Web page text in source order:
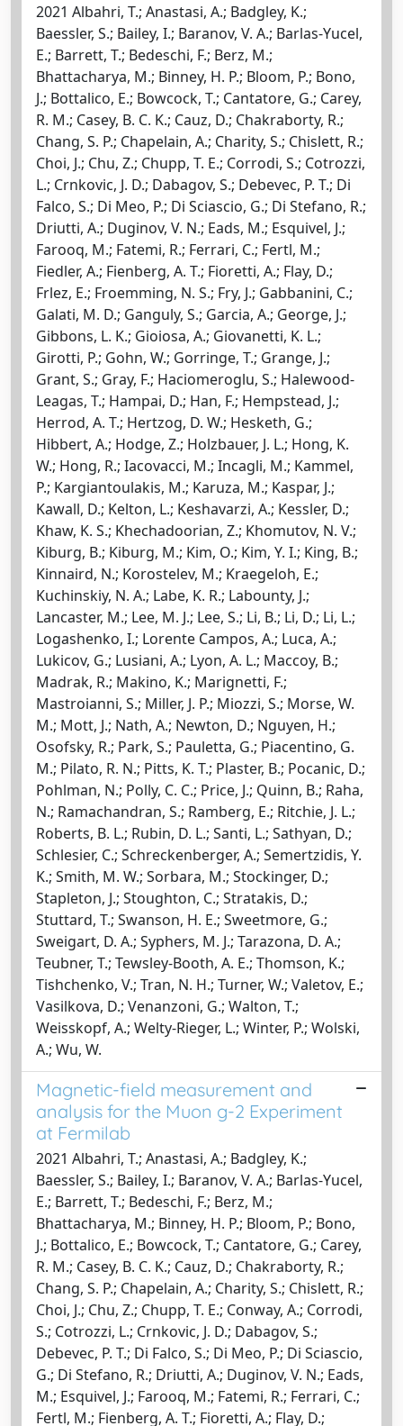
2021 Albahri, T.; Anastasi, A.; Badgley, K.;
Baessler, S.; Bailey, I.; Baranov, V. A.; Barlas-Yucel,
E.; Barrett, T.; Bedeschi, F.; Berz, M.;
Bhattacharya, M.; Binney, H. P.; Bloom, P.; Bono,
J.; Bottalico, E.; Bowcock, T.; Cantatore, G.; Carey,
R. M.; Casey, B. C. K.; Cauz, D.; Chakraborty, R.;
Chang, S. P.; Chapelain, A.; Charity, S.; Chislett, R.;
Choi, J.; Chu, Z.; Chupp, T. E.; Corrodi, S.; Cotrozzi,
L.; Crnkovic, J. D.; Dabagov, S.; Debevec, P. T.; Di
Falco, S.; Di Meo, P.; Di Sciascio, G.; Di Stefano, R.;
Driutti, A.; Duginov, V. N.; Eads, M.; Esquivel, J.;
Farooq, M.; Fatemi, R.; Ferrari, C.; Fertl, M.;
Fiedler, A.; Fienberg, A. T.; Fioretti, A.; Flay, D.;
Frlez, E.; Froemming, N. S.; Fry, J.; Gabbanini, C.;
Galati, M. D.; Ganguly, S.; Garcia, A.; George, J.;
Gibbons, L. K.; Gioiosa, A.; Giovanetti, K. L.;
Girotti, P.; Gohn, W.; Gorringe, T.; Grange, J.;
Grant, S.; Gray, F.; Haciomeroglu, S.; Halewood-
Leagas, T.; Hampai, D.; Han, F.; Hempstead, J.;
Herrod, A. T.; Hertzog, D. W.; Hesketh, G.;
Hibbert, A.; Hodge, Z.; Holzbauer, J. L.; Hong, K.
W.; Hong, R.; Iacovacci, M.; Incagli, M.; Kammel,
P.; Kargiantoulakis, M.; Karuza, M.; Kaspar, J.;
Kawall, D.; Kelton, L.; Keshavarzi, A.; Kessler, D.;
Khaw, K. S.; Khechadoorian, Z.; Khomutov, N. V.;
Kiburg, B.; Kiburg, M.; Kim, O.; Kim, Y. I.; King, B.;
Kinnaird, N.; Korostelev, M.; Kraegeloh, E.;
Kuchinskiy, N. A.; Labe, K. R.; Labounty, J.;
Lancaster, M.; Lee, M. J.; Lee, S.; Li, B.; Li, D.; Li, L.;
Logashenko, I.; Lorente Campos, A.; Luca, A.;
Lukicov, G.; Lusiani, A.; Lyon, A. L.; Maccoy, B.;
Madrak, R.; Makino, K.; Marignetti, F.;
Mastroianni, S.; Miller, J. P.; Miozzi, S.; Morse, W.
M.; Mott, J.; Nath, A.; Newton, D.; Nguyen, H.;
Osofsky, R.; Park, S.; Pauletta, G.; Piacentino, G.
M.; Pilato, R. N.; Pitts, K. T.; Plaster, B.; Pocanic, D.;
Pohlman, N.; Polly, C. C.; Price, J.; Quinn, B.; Raha,
N.; Ramachandran, S.; Ramberg, E.; Ritchie, J. L.;
Roberts, B. L.; Rubin, D. L.; Santi, L.; Sathyan, D.;
Schlesier, C.; Schreckenberger, A.; Semertzidis, Y.
K.; Smith, M. W.; Sorbara, M.; Stockinger, D.;
Stapleton, J.; Stoughton, C.; Stratakis, D.;
Stuttard, T.; Swanson, H. E.; Sweetmore, G.;
Sweigart, D. A.; Syphers, M. J.; Tarazona, D. A.;
Teubner, T.; Tewsley-Booth, A. E.; Thomson, K.;
Tishchenko, V.; Tran, N. H.; Turner, W.; Valetov, E.;
Vasilkova, D.; Venanzoni, G.; Walton, T.;
Weisskopf, A.; Welty-Rieger, L.; Winter, P.; Wolski,
A.; Wu, W.
Magnetic-field measurement and
analysis for the Muon g-2 Experiment
at Fermilab
2021 Albahri, T.; Anastasi, A.; Badgley, K.;
Baessler, S.; Bailey, I.; Baranov, V. A.; Barlas-Yucel,
E.; Barrett, T.; Bedeschi, F.; Berz, M.;
Bhattacharya, M.; Binney, H. P.; Bloom, P.; Bono,
J.; Bottalico, E.; Bowcock, T.; Cantatore, G.; Carey,
R. M.; Casey, B. C. K.; Cauz, D.; Chakraborty, R.;
Chang, S. P.; Chapelain, A.; Charity, S.; Chislett, R.;
Choi, J.; Chu, Z.; Chupp, T. E.; Conway, A.; Corrodi,
S.; Cotrozzi, L.; Crnkovic, J. D.; Dabagov, S.;
Debevec, P. T.; Di Falco, S.; Di Meo, P.; Di Sciascio,
G.; Di Stefano, R.; Driutti, A.; Duginov, V. N.; Eads,
M.; Esquivel, J.; Farooq, M.; Fatemi, R.; Ferrari, C.;
Fertl, M.; Fienberg, A. T.; Fioretti, A.; Flay, D.;